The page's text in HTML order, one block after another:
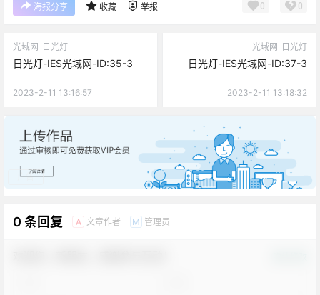
海报分享 收藏 举报 0 0
光域网 日光灯
日光灯-IES光域网-ID:35-3
2023-2-11 13:16:57
光域网 日光灯
日光灯-IES光域网-ID:37-3
2023-2-11 13:18:32
广告
0 条回复 A 文章作者 M 管理员